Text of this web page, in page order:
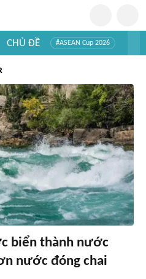
CHỦ ĐỀ #ASEAN Cup 2026
biển thành nước
nước đóng chai